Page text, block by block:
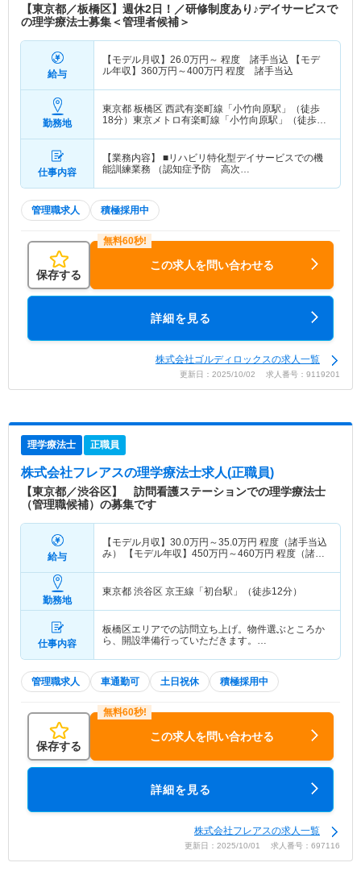
【東京都／板橋区】週休2日！／研修制度あり♪デイサービスで
の理学療法士募集＜管理者候補＞
給与
【モデル月収】 26.0万円～ 程度 諸手当込 【モデ
ル年収】 360万円～400万円 程度 諸手当込
勤務地
東京都 板橋区 西武有楽町線「小竹向原駅」（徒歩
18分）東京メトロ有楽町線「小竹向原駅」（徒歩
仕事内容
【業務内容】 ■リハビリ特化型デイサービスでの機
能訓練業務 （認知症予防 高次…
管理職求人 積極採用中
保存する
この求人を問い合わせる
詳細を見る
株式会社ゴルディロックスの求人一覧
更新日：2025/10/02 求人番号：9119201
理学療法士 正職員
株式会社フレアスの理学療法士求人(正職員)
【東京都／渋谷区】 訪問看護ステーションでの理学療法士
（管理職候補）の募集です
給与
【モデル月収】 30.0万円～35.0万円 程度（諸手当込
み） 【モデル年収】 450万円～460万円 程度（諸手
勤務地
東京都 渋谷区 京王線「初台駅」（徒歩12分）
仕事内容
板橋区エリアでの訪問立ち上げ。物件選ぶところか
ら、開設準備行っていただきます。…
管理職求人 車通勤可 土日祝休 積極採用中
保存する
この求人を問い合わせる
詳細を見る
株式会社フレアスの求人一覧
更新日：2025/10/01 求人番号：697116